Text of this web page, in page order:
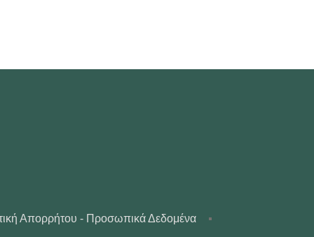
Απορρήτου - Προσωπικά Δεδομένα